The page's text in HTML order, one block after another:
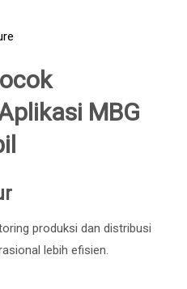
MBG
produksi dan distribusi
lebih efisien.